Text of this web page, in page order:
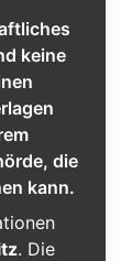
keine
die
kann.
. Die